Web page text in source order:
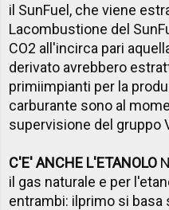
il SunFuel, che viene
Lacombustione del
CO2 all'incirca pari
derivato avrebbero
primiimpianti per la
carburante sono al
supervisione del gruppo
C'E' ANCHE L'ETANOLO
il gas naturale e per
entrambi: ilprimo si basa